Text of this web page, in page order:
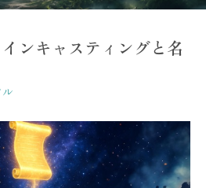
ンキャスティングと名